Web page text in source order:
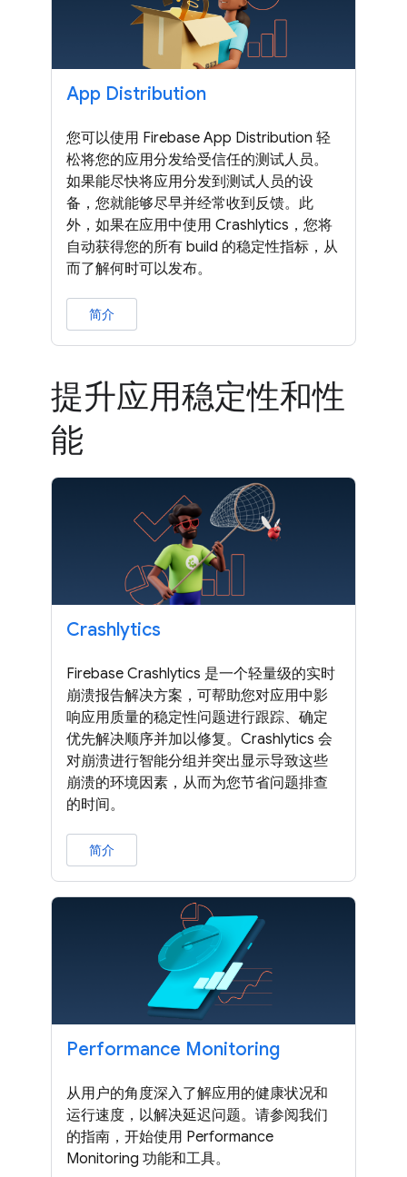
App Distribution
您可以使用 Firebase App Distribution 轻
松将您的应用分发给受信任的测试人员。
如果能尽快将应用分发到测试人员的设
备，您就能够尽早并经常收到反馈。此
外，如果在应用中使用 Crashlytics，您将
自动获得您的所有 build 的稳定性指标，从
而了解何时可以发布。
简介
提升应用稳定性和性
能
Crashlytics
Firebase Crashlytics 是一个轻量级的实时
崩溃报告解决方案，可帮助您对应用中影
响应用质量的稳定性问题进行跟踪、确定
优先解决顺序并加以修复。Crashlytics 会
对崩溃进行智能分组并突出显示导致这些
崩溃的环境因素，从而为您节省问题排查
的时间。
简介
Performance Monitoring
从用户的角度深入了解应用的健康状况和
运行速度，以解决延迟问题。请参阅我们
的指南，开始使用 Performance
Monitoring 功能和工具。